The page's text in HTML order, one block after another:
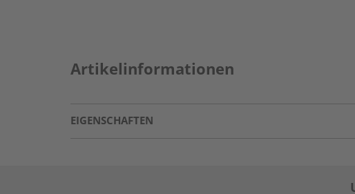
Artikelinformationen
EIGENSCHAFTEN